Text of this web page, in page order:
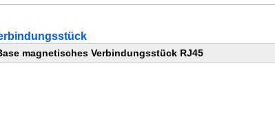
magnetisches Verbindungsstück RJ45